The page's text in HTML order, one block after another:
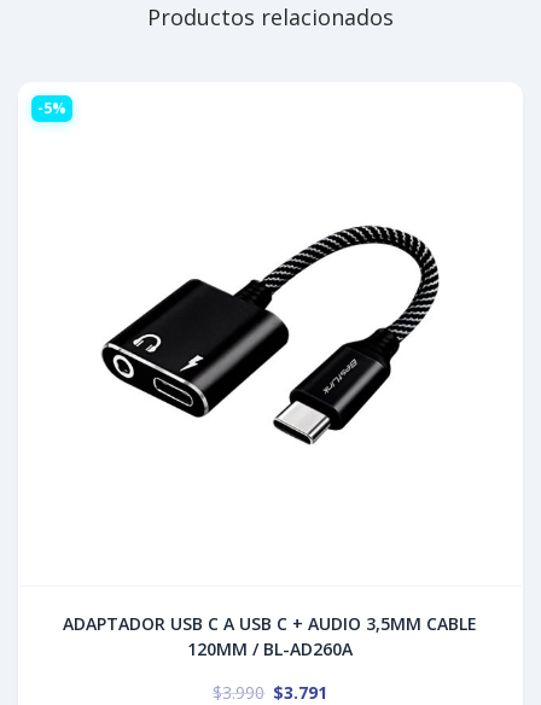
Productos relacionados
-5%
ADAPTADOR USB C A USB C + AUDIO 3,5MM CABLE
120MM / BL-AD260A
$3.990 $3.791